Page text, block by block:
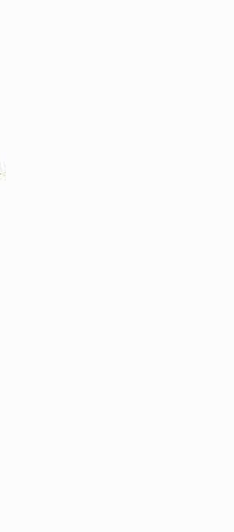
イハナ・ドットコムの当日バイ